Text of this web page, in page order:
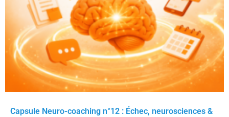
Capsule Neuro-coaching n°12 : Échec, neurosciences &